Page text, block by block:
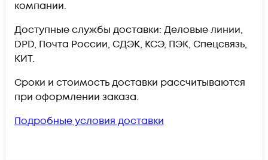
компании.
Доступные службы доставки: Деловые линии,
DPD, Почта России, СДЭК, КСЭ, ПЭК, Спецсвязь,
КИТ.
Сроки и стоимость доставки рассчитываются
при оформлении заказа.
Подробные условия доставки